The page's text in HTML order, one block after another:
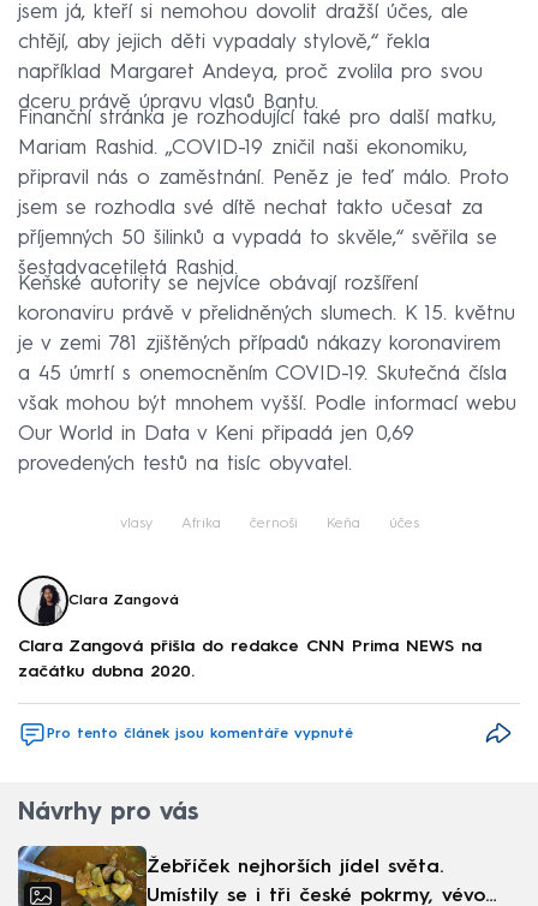
jsem já, kteří si nemohou dovolit dražší účes, ale
chtějí, aby jejich děti vypadaly stylově,“ řekla
například Margaret Andeya, proč zvolila pro svou
dceru právě úpravu vlasů Bantu.
Finanční stránka je rozhodující také pro další matku,
Mariam Rashid. „COVID-19 zničil naši ekonomiku,
připravil nás o zaměstnání. Peněz je teď málo. Proto
jsem se rozhodla své dítě nechat takto učesat za
příjemných 50 šilinků a vypadá to skvěle,“ svěřila se
šestadvacetiletá Rashid.
Keňské autority se nejvíce obávají rozšíření
koronaviru právě v přelidněných slumech. K 15. květnu
je v zemi 781 zjištěných případů nákazy koronavirem
a 45 úmrtí s onemocněním COVID-19. Skutečná čísla
však mohou být mnohem vyšší. Podle informací webu
Our World in Data v Keni připadá jen 0,69
provedených testů na tisíc obyvatel.
vlasy Afrika černoši Keňa účes
Clara Zangová
Clara Zangová přišla do redakce CNN Prima NEWS na
začátku dubna 2020.
Pro tento článek jsou komentáře vypnuté
Návrhy pro vás
Žebříček nejhorších jídel světa.
Umístily se i tři české pokrmy, vévodí